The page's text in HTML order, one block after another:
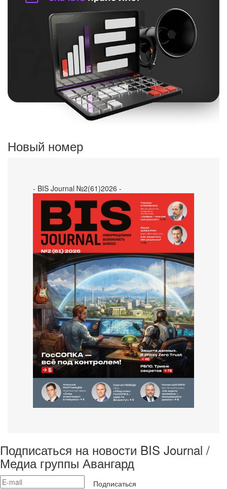
Новый номер
- BIS Journal №2(61)2026 -
Подписаться на новости BIS Journal /
Медиа группы Авангард
Подписаться